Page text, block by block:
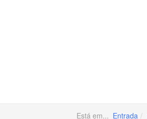
Está em... Entrada